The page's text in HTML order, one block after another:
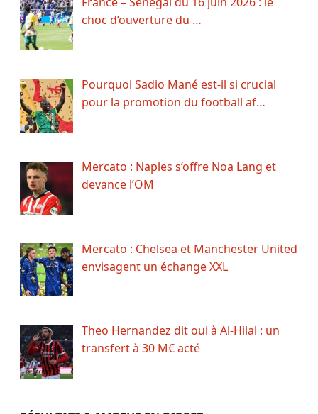
choc d’ouverture du …
Pourquoi Sadio Mané est-il si crucial
pour la promotion du football af…
Mercato : Naples s’offre Noa Lang et
devance l’OM
Mercato : Chelsea et Manchester United
envisagent un échange XXL
Theo Hernandez dit oui à Al-Hilal : un
transfert à 30 M€ acté